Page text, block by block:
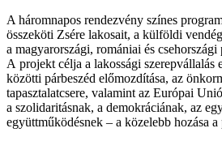
A háromnapos rendezvény színes
összeköti Zsére lakosait, a külföldi
a magyarországi, romániai és csehországi
A projekt célja a lakossági szerepvállalás
közötti párbeszéd előmozdítása, az
tapasztalatcsere, valamint az Európai
a szolidaritásnak, a demokráciának, az
együttműködésnek – a közelebb hozása